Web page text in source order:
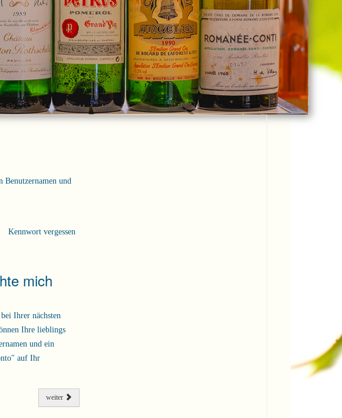
und
Kennwort vergessen
mich
Ihrer nächsten
Ihre lieblings
und ein
auf Ihr
weiter